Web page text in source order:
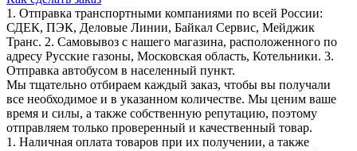
1. Отправка транспортными компаниями по всей России:
СДЕК, ПЭК, Деловые Линии, Байкал Сервис, Мейджик
Транс. 2. Самовывоз с нашего магазина, расположенного по
адресу Русские газоны, Московская область, Котельники. 3.
Отправка автобусом в населенный пункт.
Мы тщательно отбираем каждый заказ, чтобы вы получали
все необходимое и в указанном количестве. Мы ценим ваше
время и силы, а также собственную репутацию, поэтому
отправляем только проверенный и качественный товар.
1. Наличная оплата товаров при их получении, а также